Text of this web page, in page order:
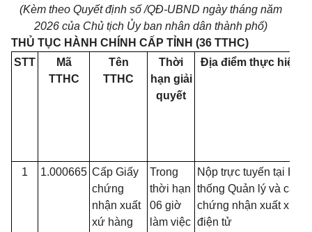
(Kèm theo Quyết định số /QĐ-UBND ngày tháng năm
2026 của Chủ tịch Ủy ban nhân dân thành phố)
THỦ TỤC HÀNH CHÍNH CẤP TỈNH (36 TTHC)
STT
Mã
TTHC
Tên
TTHC
Thời
hạn giải
quyết
Địa điểm thực hiện
1 1.000665 Cấp Giấy
chứng
nhận xuất
xứ hàng
Trong
thời hạn
06 giờ
làm việc
Nộp trực tuyến tại Hệ
thống Quản lý và cấp
chứng nhận xuất xứ
điện tử